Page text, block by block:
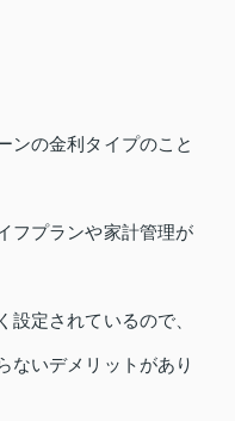
ンの金利タイプのこと
フプランや家計管理が
設定されているので、
ないデメリットがあり